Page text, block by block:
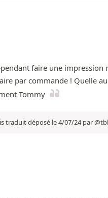
faire une
par commande ! Quelle
Tommy
traduit déposé le 4/07/24 par